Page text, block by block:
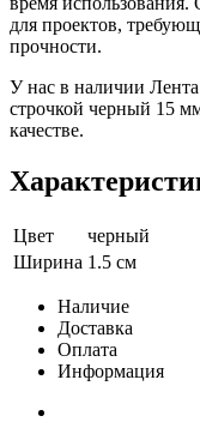
для проектов,
прочности.
У нас в наличии
строчкой черный 15
качестве.
Цвет
черный
Ширина 1.5 см
Наличие
Доставка
Оплата
Информация